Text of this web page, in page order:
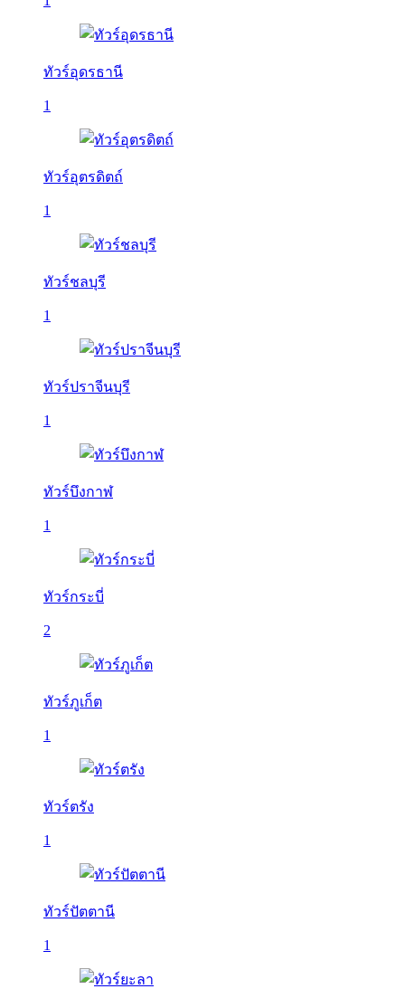
ทัวร์อุดรธานี
1
ทัวร์อุตรดิตถ์
1
ทัวร์ชลบุรี
1
ทัวร์ปราจีนบุรี
1
ทัวร์บึงกาฬ
1
ทัวร์กระบี่
2
ทัวร์ภูเก็ต
1
ทัวร์ตรัง
1
ทัวร์ปัตตานี
1